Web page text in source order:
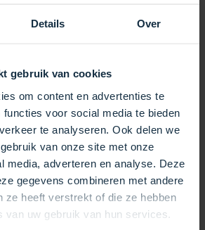
Details Over
gebruik van cookies
om content en advertenties te
functies voor social media te bieden
te analyseren. Ook delen we
van onze site met onze
media, adverteren en analyse. Deze
gegevens combineren met andere
ze heeft verstrekt of die ze hebben
van uw gebruik van hun services.
die Wert auf eine effiziente,
legen.
0,5 PS bietet eine
zur Aufrechterhaltung einer
Wasserzirkulation in Ihrem
Die Kombination aus Leistung,
einfacher Installation macht diese
Wahl für alle, die ihren
halten möchten. Entscheiden
und genießen Sie sauberes,